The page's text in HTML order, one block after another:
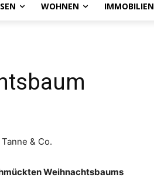
WOHNEN IMMOBILIEN
& Co.
Weihnachtsbaums